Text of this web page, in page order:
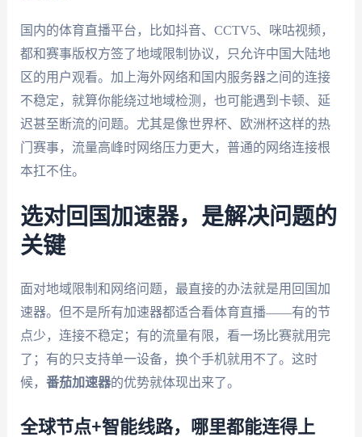
国内的体育直播平台，比如抖音、CCTV5、咪咕视频，
都和赛事版权方签了地域限制协议，只允许中国大陆地
区的用户观看。加上海外网络和国内服务器之间的连接
不稳定，就算你能绕过地域检测，也可能遇到卡顿、延
迟甚至断流的问题。尤其是像世界杯、欧洲杯这样的热
门赛事，流量高峰时网络压力更大，普通的网络连接根
本扛不住。
选对回国加速器，是解决问题的
关键
面对地域限制和网络问题，最直接的办法就是用回国加
速器。但不是所有加速器都适合看体育直播——有的节
点少，连接不稳定；有的流量有限，看一场比赛就用完
了；有的只支持单一设备，换个手机就用不了。这时
候， 番茄加速器的优势就体现出来了。
全球节点+智能线路，哪里都能连得上